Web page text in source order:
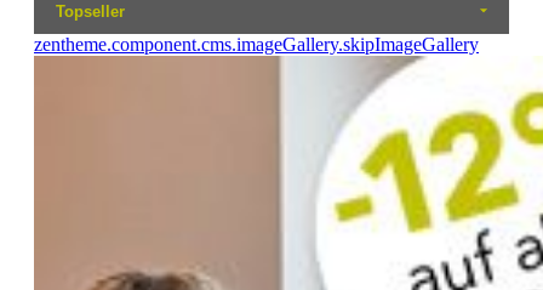
zentheme.component.cms.imageGallery.skipImageGallery